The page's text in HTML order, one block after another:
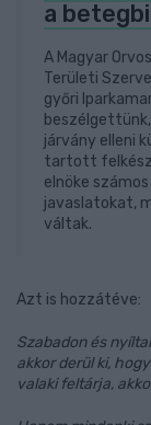
a
A Magyar
Területi
győri
járvány elleni
tartott
elnöke
javaslatokat,
váltak.
Azt is hozzátéve:
Szabadon és
akkor derül ki,
valaki feltárja,